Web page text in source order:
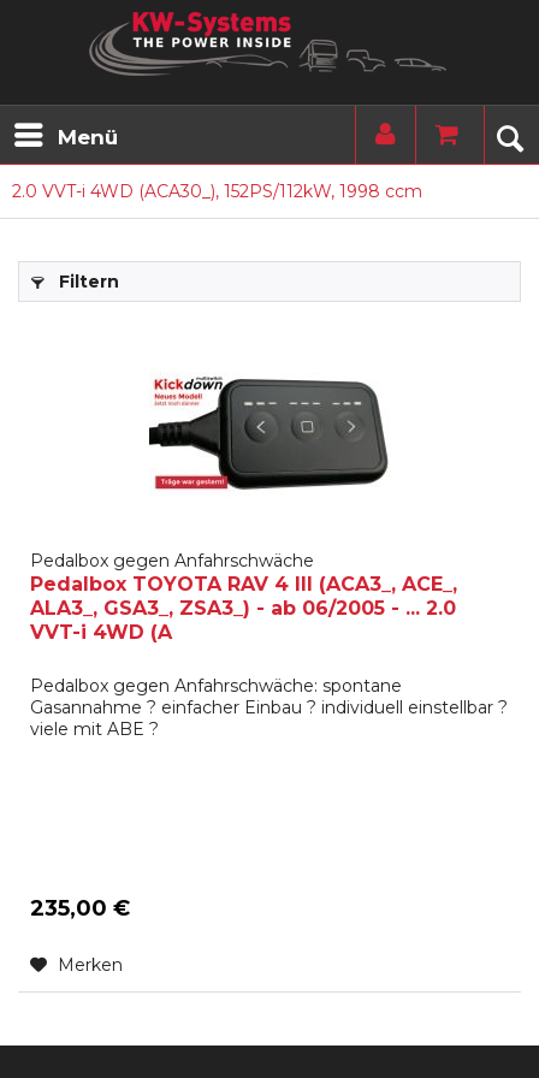
Menü
2.0 VVT-i 4WD (ACA30_), 152PS/112kW, 1998 ccm
Filtern
Pedalbox gegen Anfahrschwäche
Pedalbox TOYOTA RAV 4 III (ACA3_, ACE_,
ALA3_, GSA3_, ZSA3_) - ab 06/2005 - ... 2.0
VVT-i 4WD (A
Pedalbox gegen Anfahrschwäche: spontane
Gasannahme ? einfacher Einbau ? individuell einstellbar ?
viele mit ABE ?
235,00 €
Merken